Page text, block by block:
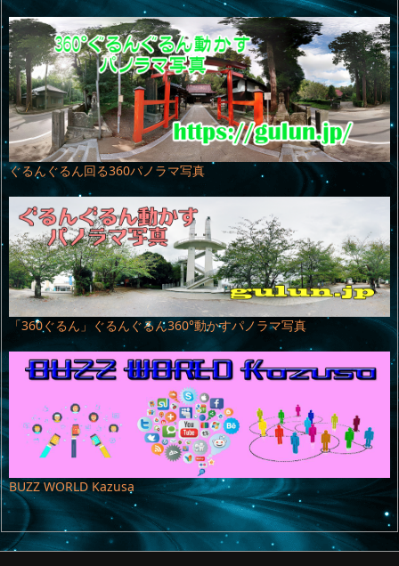
ぐるんぐるん回る360パノラマ写真
「360ぐるん」ぐるんぐるん360°動かすパノラマ写真
BUZZ WORLD Kazusa